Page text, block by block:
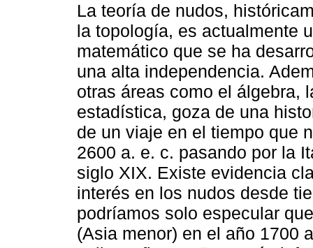
La teoría de nudos,
la topología, es actualmente
matemático que se ha
una alta independencia.
otras áreas como el álgebra,
estadística, goza de una
de un viaje en el tiempo que
2600 a. e. c. pasando por la
siglo XIX. Existe evidencia
interés en los nudos desde
podríamos solo especular
(Asia menor) en el año 1700